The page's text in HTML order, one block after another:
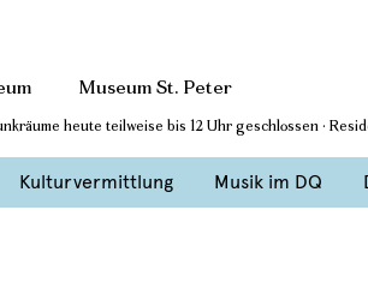
Museum St. Peter
heute teilweise bis 12 Uhr geschlossen ·
Kulturvermittlung Musik im DQ